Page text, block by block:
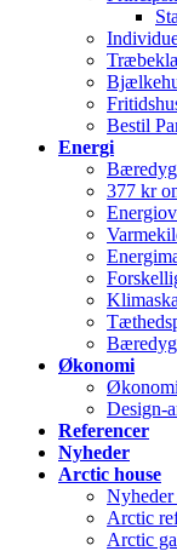
Bestil
Energi
377 kr
Økonomi
Design-
Referencer
Nyheder
Arctic house
Arctic
Arctic